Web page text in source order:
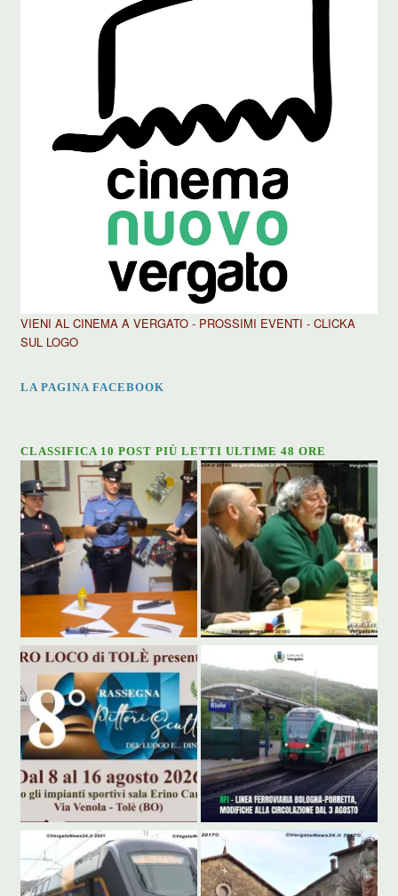
VIENI AL CINEMA A VERGATO - PROSSIMI EVENTI - CLICKA
SUL LOGO
LA PAGINA FACEBOOK
CLASSIFICA 10 POST PIÙ LETTI ULTIME 48 ORE